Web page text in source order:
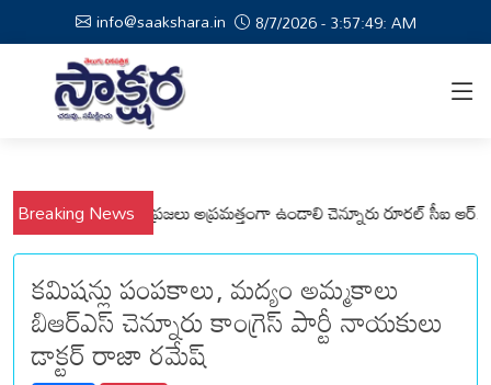
info@saakshara.in 8/7/2026 - 3:57:50: AM
Breaking News
మండలాల ప్రజలు అప్రమత్తంగా ఉండాలి చెన్నూరు రూరల్ సీఐ ఆర్. కృష్ణ
కమిషన్లు పంపకాలు, మద్యం అమ్మకాలు
బిఆర్ఎస్ చెన్నూరు కాంగ్రెస్ పార్టీ నాయకులు
డాక్టర్ రాజా రమేష్